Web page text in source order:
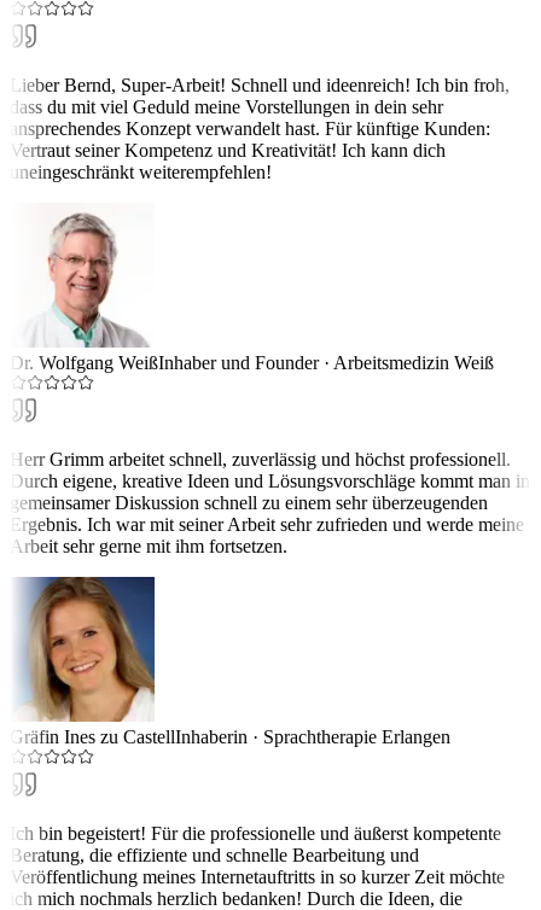
Lieber Bernd, Super-Arbeit! Schnell und ideenreich! Ich bin froh,
dass du mit viel Geduld meine Vorstellungen in dein sehr
ansprechendes Konzept verwandelt hast. Für künftige Kunden:
Vertraut seiner Kompetenz und Kreativität! Ich kann dich
uneingeschränkt weiterempfehlen!
Dr. Wolfgang WeißInhaber und Founder· Arbeitsmedizin Weiß
Herr Grimm arbeitet schnell, zuverlässig und höchst professionell.
Durch eigene, kreative Ideen und Lösungsvorschläge kommt man in
gemeinsamer Diskussion schnell zu einem sehr überzeugenden
Ergebnis. Ich war mit seiner Arbeit sehr zufrieden und werde meine
Arbeit sehr gerne mit ihm fortsetzen.
Gräfin Ines zu CastellInhaberin · Sprachtherapie Erlangen
Ich bin begeistert! Für die professionelle und äußerst kompetente
Beratung, die effiziente und schnelle Bearbeitung und
Veröffentlichung meines Internetauftritts in so kurzer Zeit möchte
ich mich nochmals herzlich bedanken! Durch die Ideen, die